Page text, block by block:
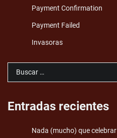
Payment Confirmation
Payment Failed
Invasoras
Buscar:
Entradas recientes
Nada (mucho) que celebrar